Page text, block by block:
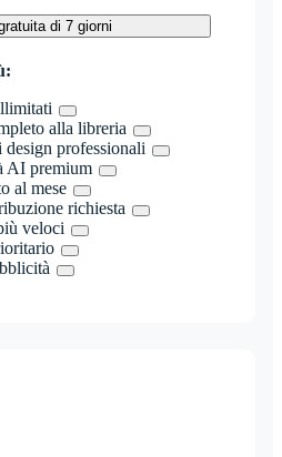
di 7 giorni
alla libreria
design professionali
AI premium
al mese
richiesta
veloci